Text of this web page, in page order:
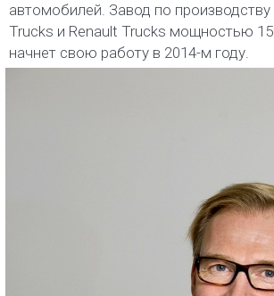
автомобилей. Завод по
Trucks и Renault Trucks мощностью
начнет свою работу в 2014-м году.